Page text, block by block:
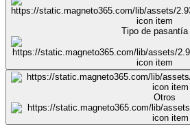
Tipo de pasantía
Otros